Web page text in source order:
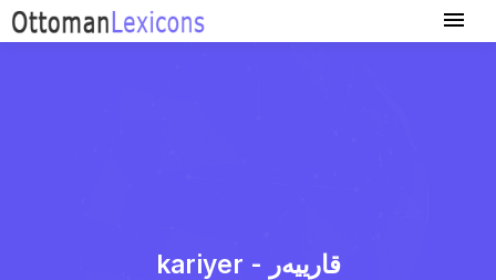
kariyer - قارییه‌ر